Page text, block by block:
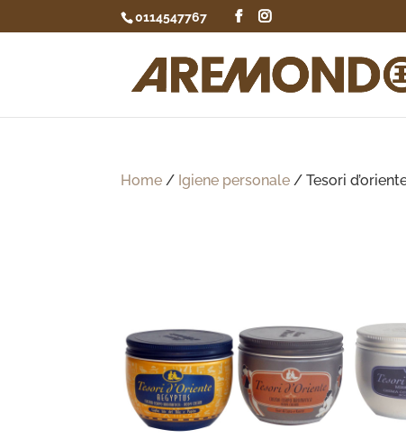
0114547767
Home / Igiene personale / Tesori